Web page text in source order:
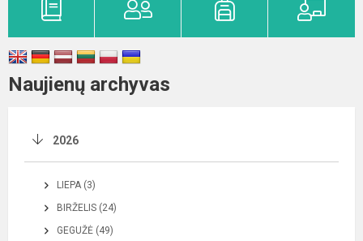
Naujienų archyvas
2026
LIEPA (3)
BIRŽELIS (24)
GEGUŽĖ (49)